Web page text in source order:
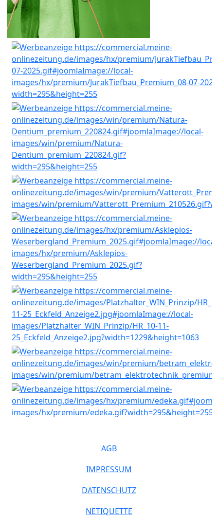
AGB
IMPRESSUM
DATENSCHUTZ
NETIQUETTE